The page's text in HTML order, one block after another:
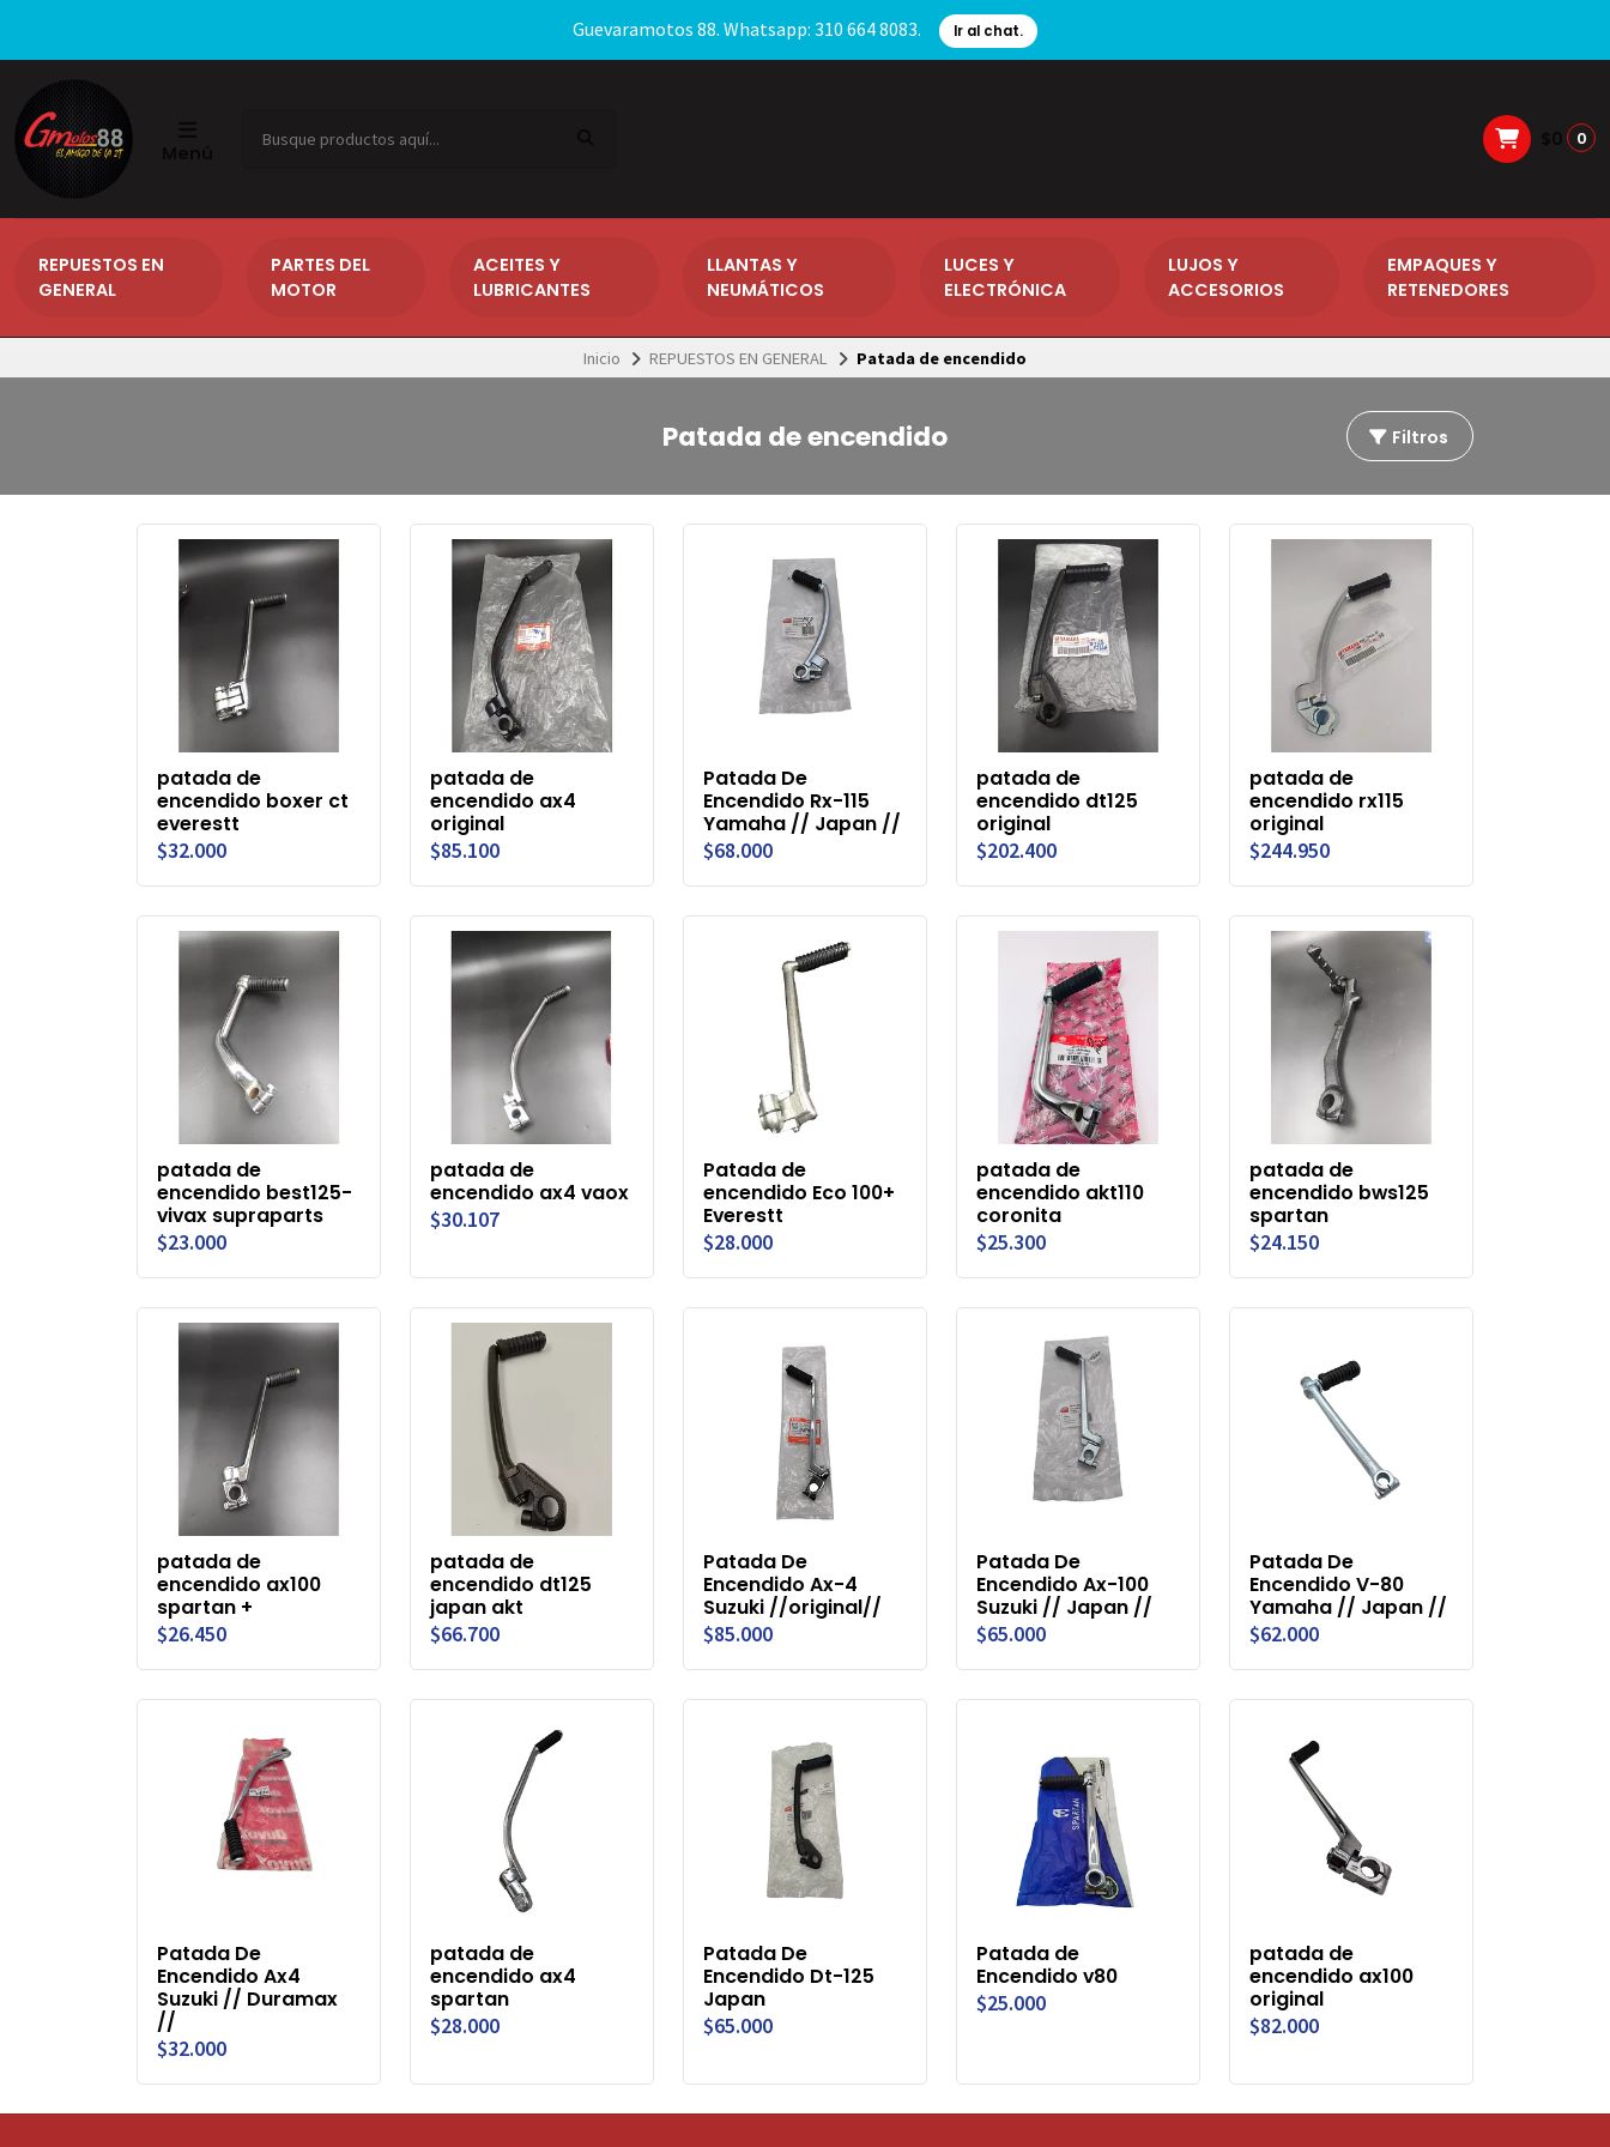
Guevaramotos 88. Whatsapp: 310 664 8083. Ir al chat.
0
REPUESTOS EN
GENERAL
PARTES DEL
MOTOR
ACEITES Y
LUBRICANTES
LLANTAS Y
NEUMÁTICOS
LUCES Y
ELECTRÓNICA
LUJOS Y
ACCESORIOS
EMPAQUES Y
RETENEDORES
Inicio REPUESTOS EN GENERAL Patada de encendido
Patada de encendido Filtros
patada de
encendido boxer ct
everestt
$32.000
patada de
encendido ax4
original
$85.100
Patada De
Encendido Rx-115
Yamaha // Japan //
$68.000
patada de
encendido dt125
original
$202.400
patada de
encendido rx115
original
$244.950
patada de
encendido best125-
vivax supraparts
$23.000
patada de
encendido ax4 vaox
$30.107
Patada de
encendido Eco 100+
Everestt
$28.000
patada de
encendido akt110
coronita
$25.300
patada de
encendido bws125
spartan
$24.150
patada de
encendido ax100
spartan +
$26.450
patada de
encendido dt125
japan akt
$66.700
Patada De
Encendido Ax-4
Suzuki //original//
$85.000
Patada De
Encendido Ax-100
Suzuki // Japan //
$65.000
Patada De
Encendido V-80
Yamaha // Japan //
$62.000
Patada De
Encendido Ax4
Suzuki // Duramax
//
$32.000
patada de
encendido ax4
spartan
$28.000
Patada De
Encendido Dt-125
Japan
$65.000
Patada de
Encendido v80
$25.000
patada de
encendido ax100
original
$82.000